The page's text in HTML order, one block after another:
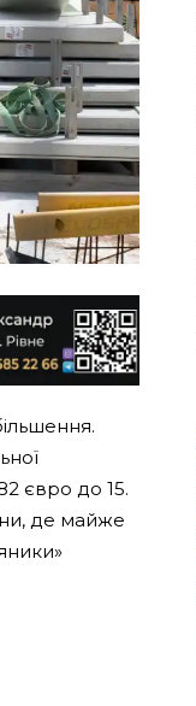
євро до 15.
де майже